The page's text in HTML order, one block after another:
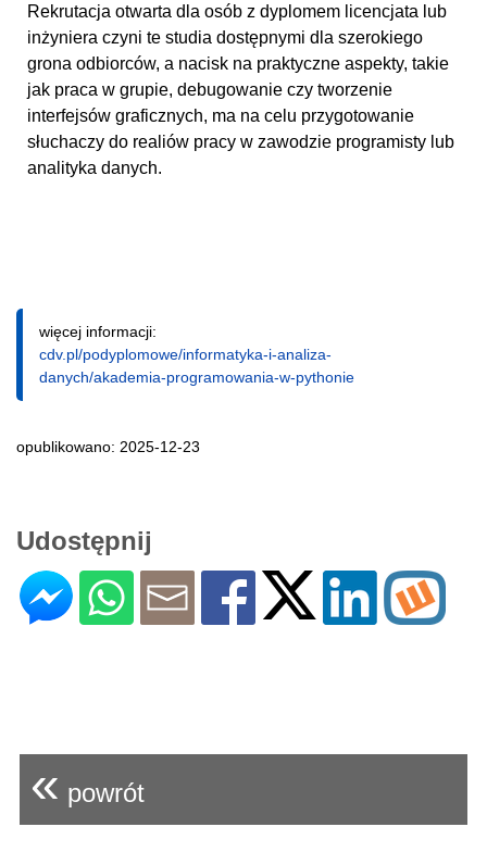
Rekrutacja otwarta dla osób z dyplomem licencjata lub
inżyniera czyni te studia dostępnymi dla szerokiego
grona odbiorców, a nacisk na praktyczne aspekty, takie
jak praca w grupie, debugowanie czy tworzenie
interfejsów graficznych, ma na celu przygotowanie
słuchaczy do realiów pracy w zawodzie programisty lub
analityka danych.
więcej informacji:
cdv.pl/podyplomowe/informatyka-i-analiza-
danych/akademia-programowania-w-pythonie
opublikowano: 2025-12-23
Udostępnij
« powrót